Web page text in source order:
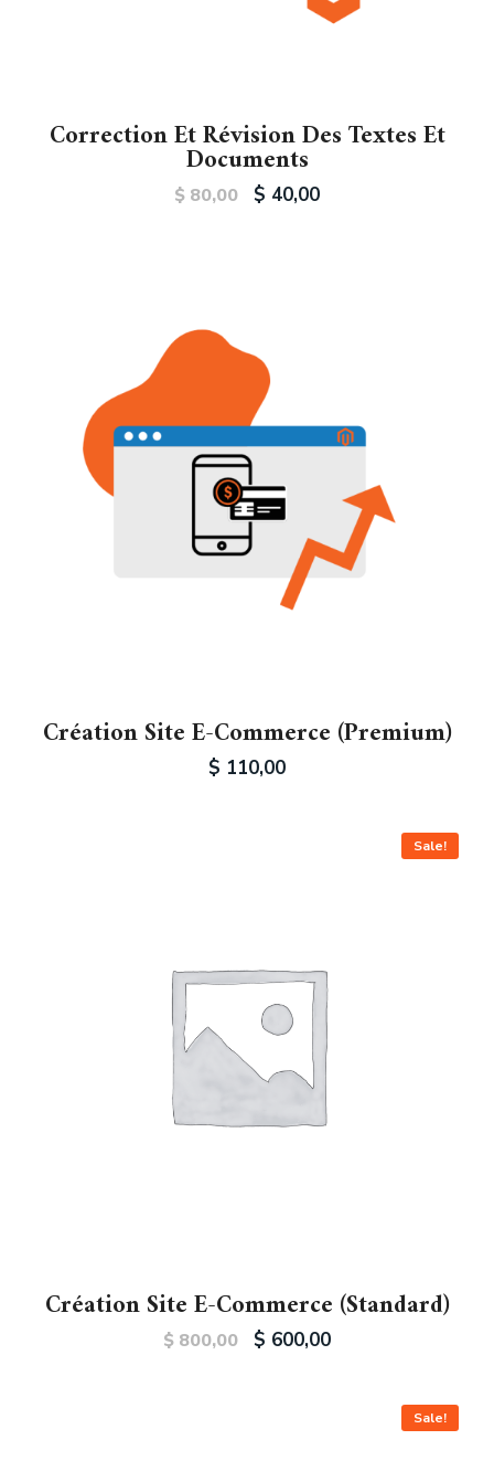
Correction Et Révision Des Textes Et
Documents
$ 80,00 $ 40,00
Création Site E-Commerce (Premium)
$ 110,00
Sale!
Création Site E-Commerce (Standard)
$ 800,00 $ 600,00
Sale!